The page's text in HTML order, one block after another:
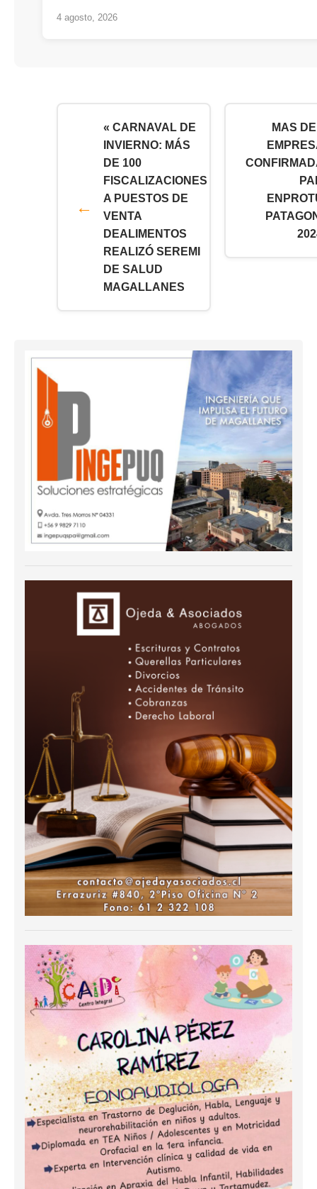
4 agosto, 2026
« CARNAVAL DE
INVIERNO: MÁS
DE 100
FISCALIZACIONES
A PUESTOS DE
VENTA
DEALIMENTOS
REALIZÓ SEREMI
DE SALUD
MAGALLANES
MAS